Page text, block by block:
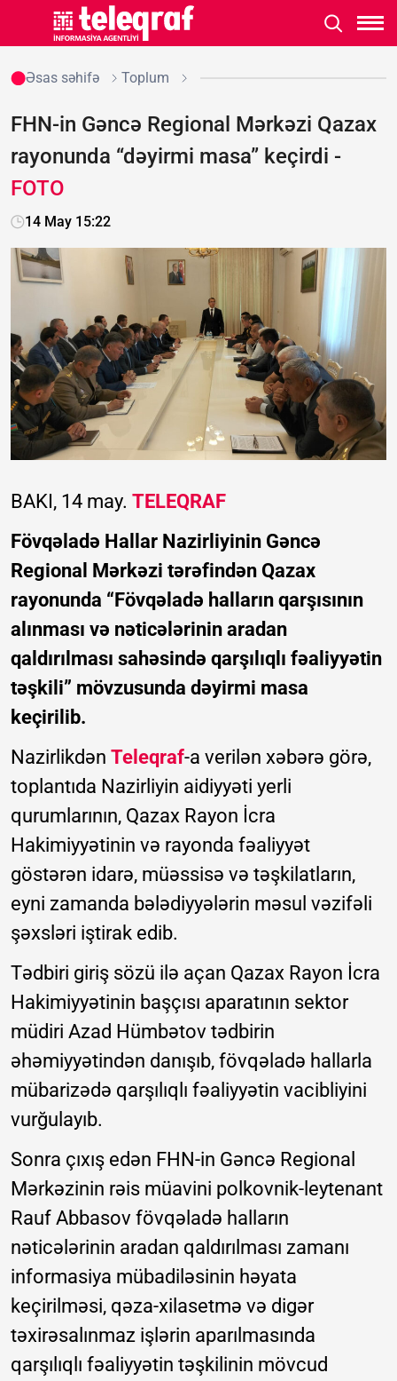
Əsas səhifə Toplum
FHN-in Gəncə Regional Mərkəzi Qazax
rayonunda “dəyirmi masa” keçirdi -
FOTO
14 May 15:22
BAKI, 14 may. TELEQRAF
Fövqəladə Hallar Nazirliyinin Gəncə
Regional Mərkəzi tərəfindən Qazax
rayonunda “Fövqəladə halların qarşısının
alınması və nəticələrinin aradan
qaldırılması sahəsində qarşılıqlı fəaliyyətin
təşkili” mövzusunda dəyirmi masa
keçirilib.
Nazirlikdən Teleqraf-a verilən xəbərə görə,
toplantıda Nazirliyin aidiyyəti yerli
qurumlarının, Qazax Rayon İcra
Hakimiyyətinin və rayonda fəaliyyət
göstərən idarə, müəssisə və təşkilatların,
eyni zamanda bələdiyyələrin məsul vəzifəli
şəxsləri iştirak edib.
Tədbiri giriş sözü ilə açan Qazax Rayon İcra
Hakimiyyətinin başçısı aparatının sektor
müdiri Azad Hümbətov tədbirin
əhəmiyyətindən danışıb, fövqəladə hallarla
mübarizədə qarşılıqlı fəaliyyətin vacibliyini
vurğulayıb.
Sonra çıxış edən FHN-in Gəncə Regional
Mərkəzinin rəis müavini polkovnik-leytenant
Rauf Abbasov fövqəladə halların
nəticələrinin aradan qaldırılması zamanı
informasiya mübadiləsinin həyata
keçirilməsi, qəza-xilasetmə və digər
təxirəsalınmaz işlərin aparılmasında
qarşılıqlı fəaliyyətin təşkilinin mövcud